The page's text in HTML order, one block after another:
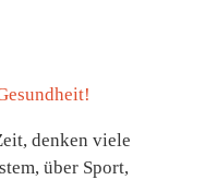
denken viele
über Sport,